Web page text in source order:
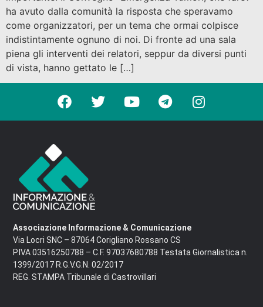
ha avuto dalla comunità la risposta che speravamo
come organizzatori, per un tema che ormai colpisce
indistintamente ognuno di noi. Di fronte ad una sala
piena gli interventi dei relatori, seppur da diversi punti
di vista, hanno gettato le […]
Associazione Informazione & Comunicazione
Via Locri SNC – 87064 Corigliano Rossano CS
P.IVA 03516250788 – C.F. 97037680788 Testata Giornalistica n.
1399/2017 R.G.V.G.N. 02/2017
REG. STAMPA Tribunale di Castrovillari